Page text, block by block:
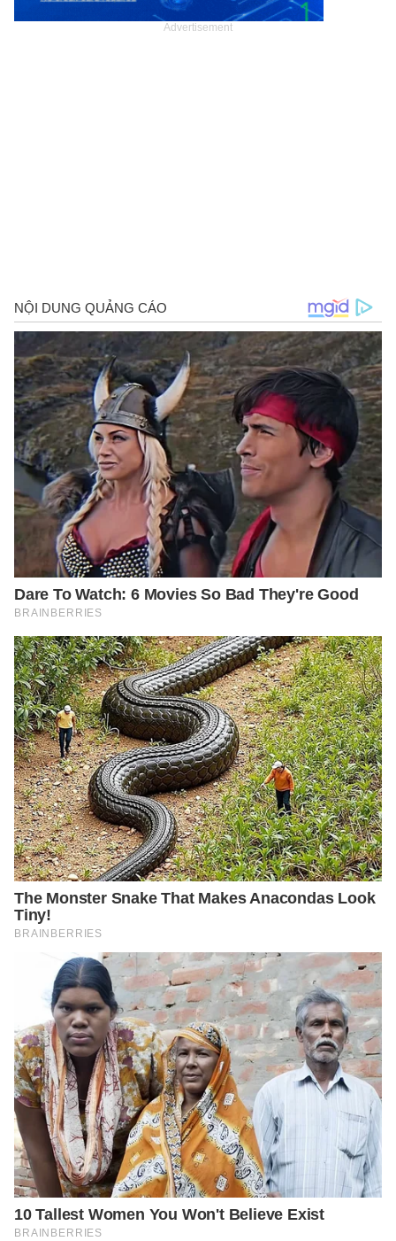
Advertisement